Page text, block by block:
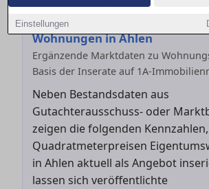
Einstellungen
Aktuelle Angebotskaufpreise
Wohnungen in Ahlen
Ergänzende Marktdaten zu
Basis der Inserate auf 1A-
Neben Bestandsdaten aus
Gutachterausschuss- oder
zeigen die folgenden
Quadratmeterpreisen
in Ahlen aktuell als Angebot
lassen sich veröffentlichte